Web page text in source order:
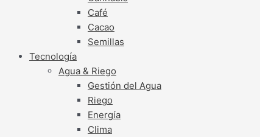
Café
Cacao
Semillas
Tecnología
Agua & Riego
Gestión del Agua
Riego
Energía
Clima